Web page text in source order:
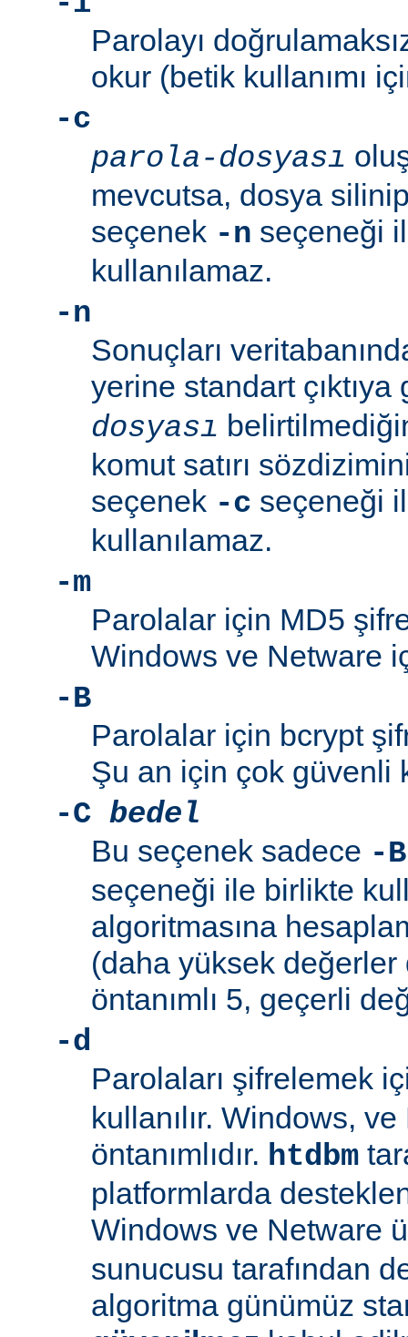
Parolayı
okur (betik kullanımı
-c
parola-dosyası
mevcutsa, dosya
seçenek -n seçeneği
kullanılamaz.
-n
Sonuçları
yerine standart
dosyası
komut satırı
seçenek -c seçeneği
kullanılamaz.
-m
Parolalar için MD5
Windows ve Netware
-B
Parolalar için bcrypt
Şu an için çok güvenli
-C bedel
Bu seçenek sadece -B
seçeneği ile birlikte
algoritmasına
(daha yüksek
öntanımlı 5, geçerli
-d
Parolaları şifrelemek
kullanılır. Windows, ve
öntanımlıdır. htdbm
platformlarda
Windows ve Netware
sunucusu tarafından
algoritma günümüz